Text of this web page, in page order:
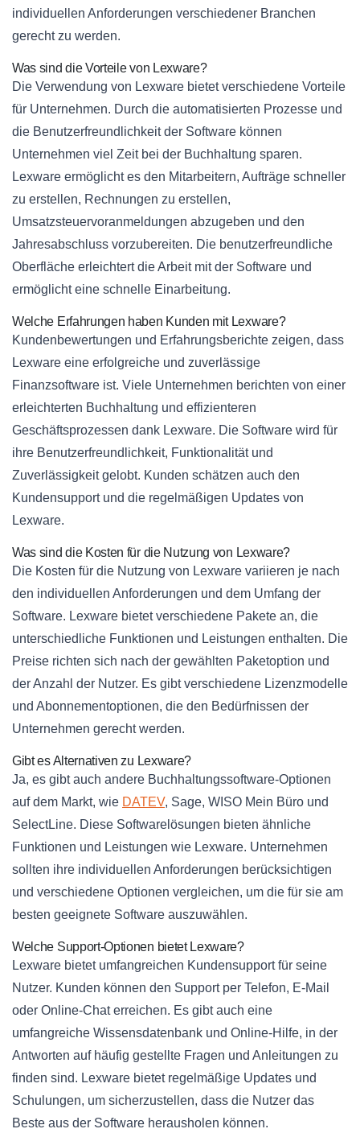
individuellen Anforderungen verschiedener Branchen
gerecht zu werden.
Was sind die Vorteile von Lexware?
Die Verwendung von Lexware bietet verschiedene Vorteile
für Unternehmen. Durch die automatisierten Prozesse und
die Benutzerfreundlichkeit der Software können
Unternehmen viel Zeit bei der Buchhaltung sparen.
Lexware ermöglicht es den Mitarbeitern, Aufträge schneller
zu erstellen, Rechnungen zu erstellen,
Umsatzsteuervoranmeldungen abzugeben und den
Jahresabschluss vorzubereiten. Die benutzerfreundliche
Oberfläche erleichtert die Arbeit mit der Software und
ermöglicht eine schnelle Einarbeitung.
Welche Erfahrungen haben Kunden mit Lexware?
Kundenbewertungen und Erfahrungsberichte zeigen, dass
Lexware eine erfolgreiche und zuverlässige
Finanzsoftware ist. Viele Unternehmen berichten von einer
erleichterten Buchhaltung und effizienteren
Geschäftsprozessen dank Lexware. Die Software wird für
ihre Benutzerfreundlichkeit, Funktionalität und
Zuverlässigkeit gelobt. Kunden schätzen auch den
Kundensupport und die regelmäßigen Updates von
Lexware.
Was sind die Kosten für die Nutzung von Lexware?
Die Kosten für die Nutzung von Lexware variieren je nach
den individuellen Anforderungen und dem Umfang der
Software. Lexware bietet verschiedene Pakete an, die
unterschiedliche Funktionen und Leistungen enthalten. Die
Preise richten sich nach der gewählten Paketoption und
der Anzahl der Nutzer. Es gibt verschiedene Lizenzmodelle
und Abonnementoptionen, die den Bedürfnissen der
Unternehmen gerecht werden.
Gibt es Alternativen zu Lexware?
Ja, es gibt auch andere Buchhaltungssoftware-Optionen
auf dem Markt, wie DATEV, Sage, WISO Mein Büro und
SelectLine. Diese Softwarelösungen bieten ähnliche
Funktionen und Leistungen wie Lexware. Unternehmen
sollten ihre individuellen Anforderungen berücksichtigen
und verschiedene Optionen vergleichen, um die für sie am
besten geeignete Software auszuwählen.
Welche Support-Optionen bietet Lexware?
Lexware bietet umfangreichen Kundensupport für seine
Nutzer. Kunden können den Support per Telefon, E-Mail
oder Online-Chat erreichen. Es gibt auch eine
umfangreiche Wissensdatenbank und Online-Hilfe, in der
Antworten auf häufig gestellte Fragen und Anleitungen zu
finden sind. Lexware bietet regelmäßige Updates und
Schulungen, um sicherzustellen, dass die Nutzer das
Beste aus der Software herausholen können.